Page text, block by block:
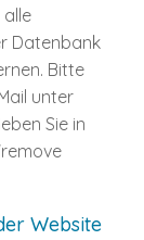
alle
Datenbank
Bitte
unter
Sie in
Website